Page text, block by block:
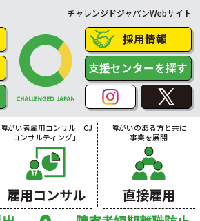
チャレンジドジャパンWebサイト
採用情報
支援センターを探す
障がい者雇用コンサル「CJ
コンサルティング」
雇用コンサル
障がいのある方と共に
事業を展開
直接雇用